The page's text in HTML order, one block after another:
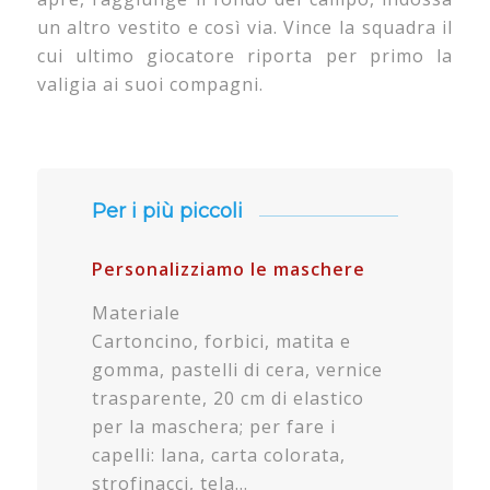
un altro vestito e così via. Vince la squadra il
cui ultimo giocatore riporta per primo la
valigia ai suoi compagni.
Per i più piccoli
Personalizziamo le maschere
Materiale
Cartoncino, forbici, matita e
gomma, pastelli di cera, vernice
trasparente, 20 cm di elastico
per la maschera; per fare i
capelli: lana, carta colorata,
strofinacci, tela…